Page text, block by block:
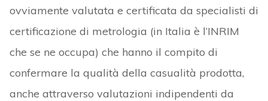
ovviamente valutata e certificata da specialisti di
certificazione di metrologia (in Italia è l’INRIM
che se ne occupa) che hanno il compito di
confermare la qualità della casualità prodotta,
anche attraverso valutazioni indipendenti da